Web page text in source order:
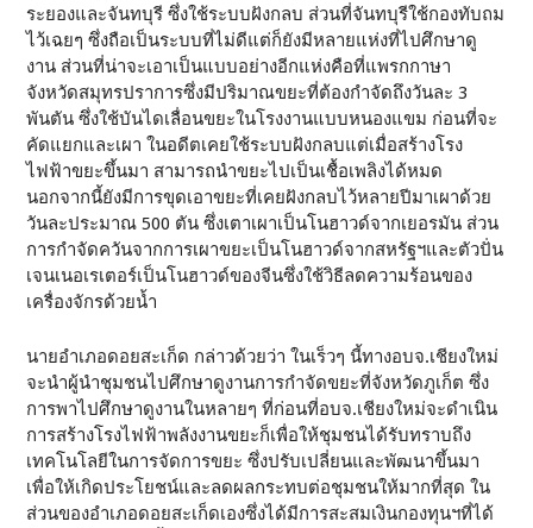
ระยองและจันทบุรี ซึ่งใช้ระบบฝังกลบ ส่วนที่จันทบุรีใช้กองทับถม
ไว้เฉยๆ ซึ่งถือเป็นระบบที่ไม่ดีแต่ก็ยังมีหลายแห่งที่ไปศึกษาดู
งาน ส่วนที่น่าจะเอาเป็นแบบอย่างอีกแห่งคือที่แพรกกาษา
จังหวัดสมุทรปราการซึ่งมีปริมาณขยะที่ต้องกำจัดถึงวันละ 3
พันตัน ซึ่งใช้บันไดเลื่อนขยะในโรงงานแบบหนองแขม ก่อนที่จะ
คัดแยกและเผา ในอดีตเคยใช้ระบบฝังกลบแต่เมื่อสร้างโรง
ไฟฟ้าขยะขึ้นมา สามารถนำขยะไปเป็นเชื้อเพลิงได้หมด
นอกจากนี้ยังมีการขุดเอาขยะที่เคยฝังกลบไว้หลายปีมาเผาด้วย
วันละประมาณ 500 ตัน ซึ่งเตาเผาเป็นโนฮาวด์จากเยอรมัน ส่วน
การกำจัดควันจากการเผาขยะเป็นโนฮาวด์จากสหรัฐฯและตัวปั่น
เจนเนอเรเตอร์เป็นโนฮาวด์ของจีนซึ่งใช้วิธีลดความร้อนของ
เครื่องจักรด้วยน้ำ
นายอำเภอดอยสะเก็ด กล่าวด้วยว่า ในเร็วๆ นี้ทางอบจ.เชียงใหม่
จะนำผู้นำชุมชนไปศึกษาดูงานการกำจัดขยะที่จังหวัดภูเก็ต ซึ่ง
การพาไปศึกษาดูงานในหลายๆ ที่ก่อนที่อบจ.เชียงใหม่จะดำเนิน
การสร้างโรงไฟฟ้าพลังงานขยะก็เพื่อให้ชุมชนได้รับทราบถึง
เทคโนโลยีในการจัดการขยะ ซึ่งปรับเปลี่ยนและพัฒนาขึ้นมา
เพื่อให้เกิดประโยชน์และลดผลกระทบต่อชุมชนให้มากที่สุด ใน
ส่วนของอำเภอดอยสะเก็ดเองซึ่งได้มีการสะสมเงินกองทุนฯที่ได้